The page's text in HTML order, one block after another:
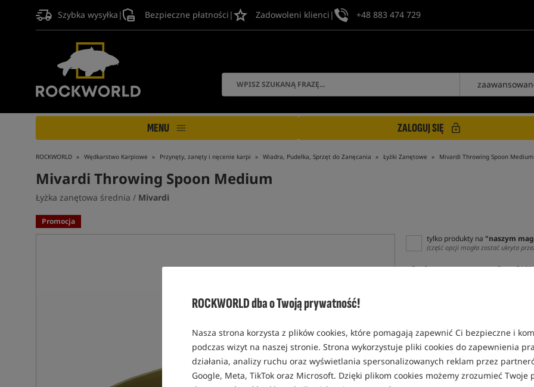
ROCKWORLD dba o Twoją prywatność!
Nasza strona korzysta z plików cookies, które pomagają zapewnić Ci bezpieczne i
podczas wizyt na naszej stronie. Strona wykorzystuje pliki cookies do zapewnienia
działania, analizy ruchu oraz wyświetlania spersonalizowanych reklam przez
Google, Meta, TikTok oraz Microsoft. Dzięki plikom cookies możemy zrozumieć Twoje
Szybka wysyłka | Bezpieczne płatności | Zadowoleni klienci | +48 883 474 729
MENU ZALOGUJ SIĘ
ROCKWORLD Wędkarstwo Karpiowe Przynęty, zanęty i nęcenie karpi Wiadra, Pudełka, Sprzęt do Zanęcania Łyżki Zanętowe Mivardi Throwing Spoon Medium
Mivardi Throwing Spoon Medium
Łyżka zanętowa średnia / Mivardi
Promocja
tylko produkty na "naszym
(część opcji mogła zostać ukryta
Opcja Cena PLN
0,17
Koniec
SPODZIEWANA WYSYŁKA